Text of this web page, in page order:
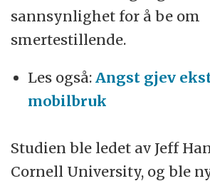
sannsynlighet for å be om
smertestillende.
Les også:Angst gjev
mobilbruk
Studien ble ledet av Jeff
Cornell University, og ble